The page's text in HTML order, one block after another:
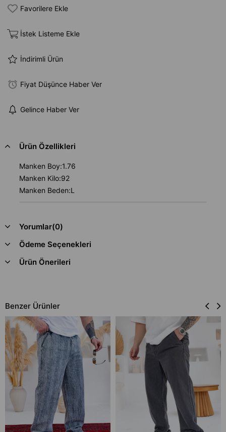
Favorilere Ekle
İstek Listeme Ekle
İndirimli Ürün
Fiyat Düşünce Haber Ver
Gelince Haber Ver
Ürün Özellikleri
Manken Boy:1.76
Manken Kilo:92
Manken Beden:L
Yorumlar(0)
Ödeme Seçenekleri
Ürün Önerileri
Benzer Ürünler